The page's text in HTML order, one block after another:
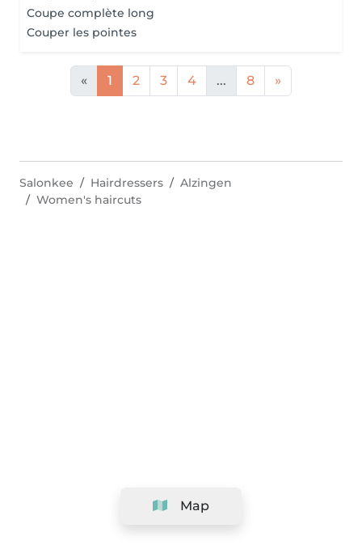
Coupe complète long
Couper les pointes
« 1 2 3 4 ... 8 »
Map
Salonkee Hairdressers
Alzingen
Women's haircuts